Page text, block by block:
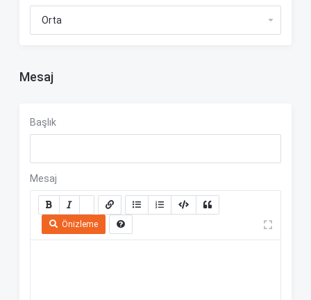
Mesaj
Başlık
Mesaj
Önizleme